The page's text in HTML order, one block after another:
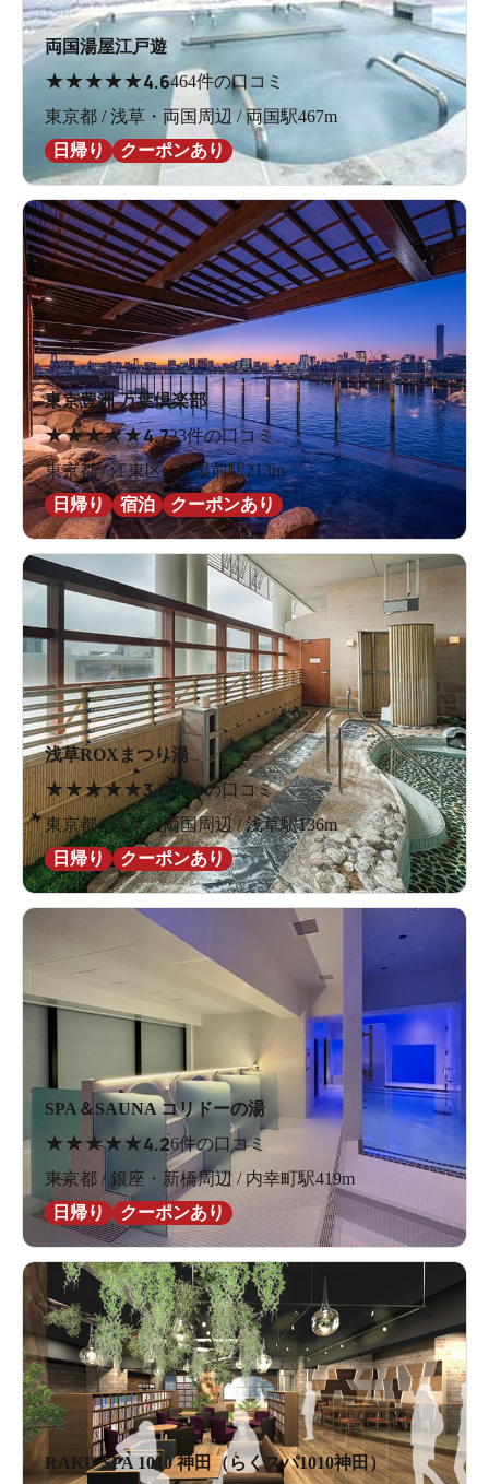
両国湯屋江戸遊
★★★★★4.6464件の口コミ
東京都 / 浅草・両国周辺 / 両国駅467m
日帰り
クーポンあり
東京豊洲 万葉倶楽部
★★★★★4.723件の口コミ
東京都 / 江東区 / 市場前駅213m
日帰り
宿泊 クーポンあり
浅草ROXまつり湯
★★★★★3.661件の口コミ
東京都 / 浅草・両国周辺 / 浅草駅136m
日帰り
クーポンあり
SPA＆SAUNA コリドーの湯
★ ★★★★4.26件の口コミ
東京都 / 銀座・新橋周辺 / 内幸町駅419m
日帰り
クーポンあり
RAKU SPA 1010 神田（らくスパ1010神田）